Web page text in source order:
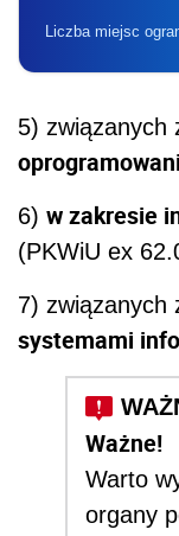
Liczba miejsc
5) związanych
6) w zakresie
(PKWiU ex
7) związanych
systemami
Ważne!
Warto
organy